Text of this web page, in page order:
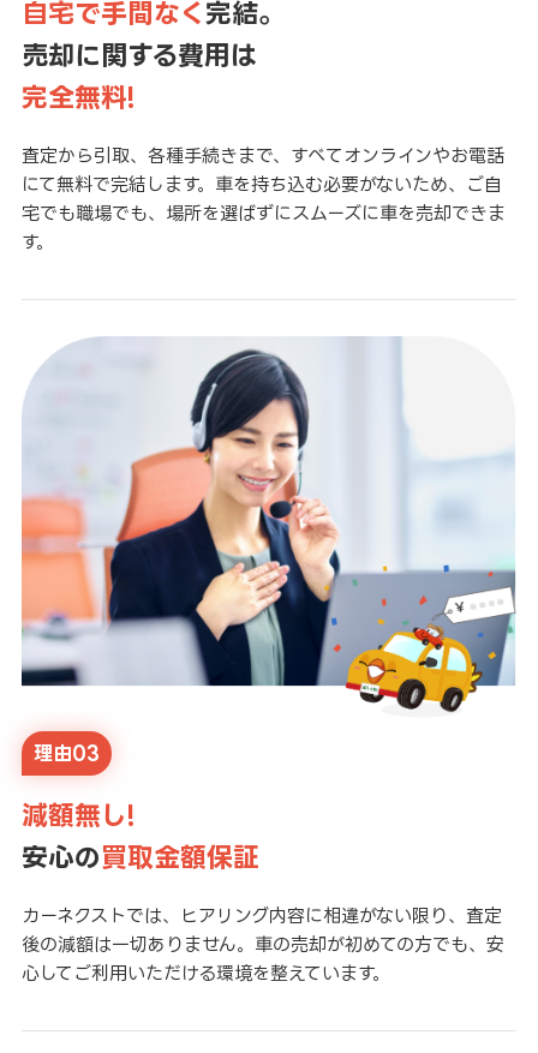
自宅で手間なく 完結。
売却に関する費用は
完全無料!
査定から引取、各種手続きまで、すべてオンラインやお電話
にて無料で完結します。車を持ち込む必要がないため、ご自
宅でも職場でも、場所を選ばずにスムーズに車を売却できま
す。
理由03
減額無し!
安心の買取金額保証
カーネクストでは、ヒアリング内容に相違がない限り、査定
後の減額は一切ありません。車の売却が初めての方でも、安
心してご利用いただける環境を整えています。